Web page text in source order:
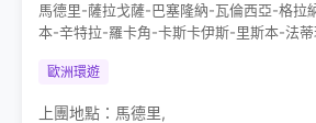
馬德里-薩拉戈薩-巴塞隆納-瓦倫西亞-格拉
本-辛特拉-羅卡角-卡斯卡伊斯-里斯本-法
歐洲環遊
上團地點： 馬德里,